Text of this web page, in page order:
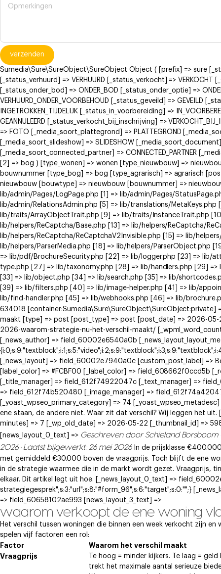
verzenden
Sumedia\Sure\SureObject\SureObject Object ( [prefix] => sure
[_status_verhuurd] => VERHUURD [_status_verkocht] =>
[_status_onder_bod] => ONDER_BOD [_status_onder_optie] =>
VERHUURD_ONDER_VOORBEHOUD [_status_geveild] => GEVEILD
INGETROKKEN_TIJDELIJK [_status_in_voorbereiding] =>
GEANNULEERD [_status_verkocht_bij_inschrijving] =>
=> FOTO [_media_soort_plattegrond] => PLATTEGROND
[_media_soort_slideshow] => SLIDESHOW
[_media_soort_connected_partner] => CONNECTED_PARTNER
[2] => bog ) [type_wonen] => wonen [type_nieuwbouw] =>
bouwnummer [type_bog] => bog [type_agrarisch] => agrarisch
nieuwbouw [bouwtype] => nieuwbouw [bouwnummer] =>
lib/admin/Pages/LogPage.php [1] => lib/admin/Pages/
lib/admin/RelationsAdmin.php [5] => lib/translations/
lib/traits/ArrayObjectTrait.php [9] => lib/traits/InstanceTrait.php
lib/helpers/ReCaptcha/Base.php [13] => lib/helpers/ReCaptcha/
lib/helpers/ReCaptcha/ReCaptchaV2Invisible.php [15] => lib/
lib/helpers/ParserMedia.php [18] => lib/helpers/ParserObject.php
=> lib/pdf/BrochureSecurity.php [22] => lib/logger.php [23] => lib/
type.php [27] => lib/taxonomy.php [28] => lib/handlers.php [29]
[33] => lib/object.php [34] => lib/search.php [35] => lib/
[39] => lib/filters.php [40] => lib/image-helper.php [41] => lib/
lib/find-handler.php [45] => lib/webhooks.php [46] => lib/
634018 [container:Sumedia\Sure\SureObject\SureObject:private]
maakt [type] => post [post_type] => post [post_date] => 2026-
2026-waarom-strategie-nu-het-verschil-maakt/
[_news_author] => field_60002e6540a0b
[_news_layout] => field_60002e7940a0c [custom_post_label] =>
[label_color] => #FCBF00 [_label_color] => field_608662f0ccd5b
[_title_manager] => field_612f74922047c [_text_manager] =>
=> field_612f74b520480 [_image_manager] =>
[_yoast_wpseo_primary_category] => 74
ene staan, de andere niet. Waar zit dat verschil? Wij leggen het
minutes] => 7 [_wp_old_date] => 2026-05-22 [_thumbnail_id] =>
[news_layout_0_text] => Geschreven door Schieland
2026 · Laatst bijgewerkt: 26 mei 2026In de prijsklasse
met gemiddeld €30.000 boven de vraagprijs. Toch blijft de ene
in de strategie waarmee die in de markt wordt gezet. Vraagprijs,
elkaar. Dit artikel legt uit hoe. [_news_layout_0_text] =>
strategiegesprek";s:3:"url";s:8:"#form_96";s:6:"target";s:0:"";}
=> field_60658102ae993 [news_layout_3_text] =>
waarom verkoopt de ene woning
Het verschil tussen woningen die binnen een week verkocht zijn
spelen vijf factoren een rol:
Factor
Waarom het verschil maakt
Vraagprijs
Te hoog = minder kijkers. Te laag =
trekt het maximale aantal serieuze